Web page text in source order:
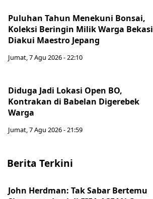
Puluhan Tahun Menekuni Bonsai,
Koleksi Beringin Milik Warga Bekasi
Diakui Maestro Jepang
Jumat, 7 Agu 2026 - 22:10
Diduga Jadi Lokasi Open BO,
Kontrakan di Babelan Digerebek
Warga
Jumat, 7 Agu 2026 - 21:59
Berita Terkini
John Herdman: Tak Sabar Bertemu